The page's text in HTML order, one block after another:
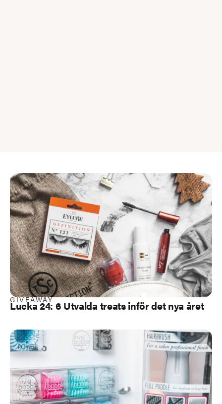
GIVEAWAY
Lucka 24: 6 Utvalda treats inför det nya året